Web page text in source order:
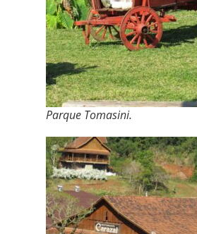
Parque Tomasini.